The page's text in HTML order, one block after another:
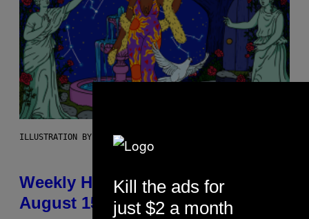
ILLUSTRATION BY REESA
Weekly Horoscope: August 9-
August 15
Kill the ads for
just $2 a month